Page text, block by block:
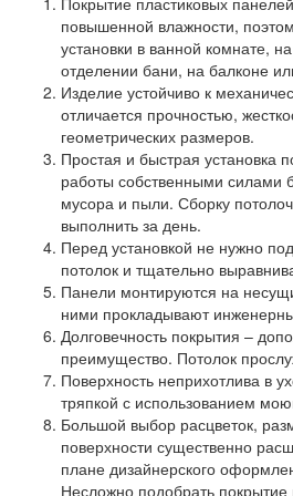
повышенной влажности,
установки в ванной комнате,
отделении бани, на балконе
Изделие устойчиво к
отличается прочностью,
геометрических размеров.
Простая и быстрая установка
работы собственными силами
мусора и пыли. Сборку
выполнить за день.
Перед установкой не нужно
потолок и тщательно
Панели монтируются на
ними прокладывают
Долговечность покрытия –
преимущество. Потолок
Поверхность неприхотлива в
тряпкой с использованием
Большой выбор расцветок,
поверхности существенно
плане дизайнерского
Несложно подобрать покрытие